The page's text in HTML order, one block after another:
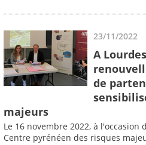
23/11/2022
A
de
majeurs
Le 16 novembre 2022, à l'occasion
Centre pyrénéen des risques